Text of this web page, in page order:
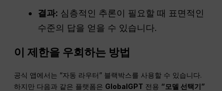
결과: 심층적인 추론이 필요할 때 표면적인
수준의 답을 얻을 수 있습니다.
이 제한을 우회하는 방법
공식 앱에서는 “자동 라우터” 블랙박스를 사용할 수 있습니다.
하지만 다음과 같은 플랫폼은 GlobalGPT 전용 “모델 선택기”